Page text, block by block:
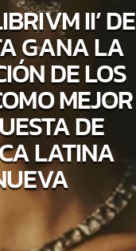
II’ DE
GANA LA
DE LOS
MEJOR
DE
LATINA